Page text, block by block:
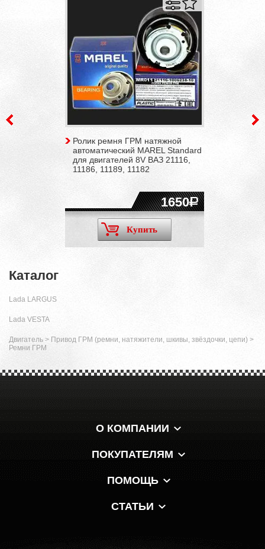
Ролик ремня ГРМ натяжной
автоматический MAREL Standard
для двигателей 8V ВАЗ 21116,
11186, 11189, 11182
1650
Купить
Каталог
Lada LARGUS
Lada VESTA
Двигатель > Привод ГРМ (ремни, натяжители, шкивы, звёздочки, цепи) >
Ремни ГРМ
О КОМПАНИИ
ПОКУПАТЕЛЯМ
ПОМОЩЬ
СТАТЬИ